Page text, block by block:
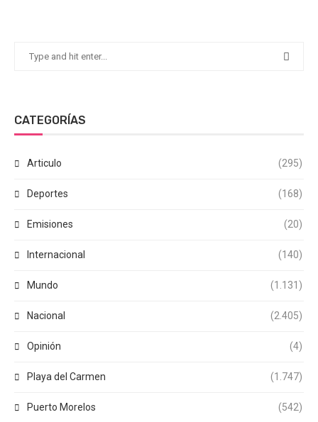
CATEGORÍAS
Articulo (295)
Deportes (168)
Emisiones (20)
Internacional (140)
Mundo (1.131)
Nacional (2.405)
Opinión (4)
Playa del Carmen (1.747)
Puerto Morelos (542)